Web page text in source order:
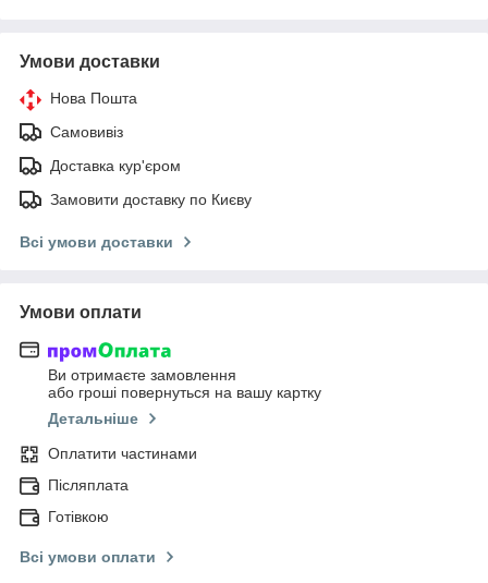
Умови доставки
Нова Пошта
Самовивіз
Доставка кур'єром
Замовити доставку по Києву
Всі умови доставки
Умови оплати
Ви отримаєте замовлення
або гроші повернуться на вашу картку
Детальніше
Оплатити частинами
Післяплата
Готівкою
Всі умови оплати